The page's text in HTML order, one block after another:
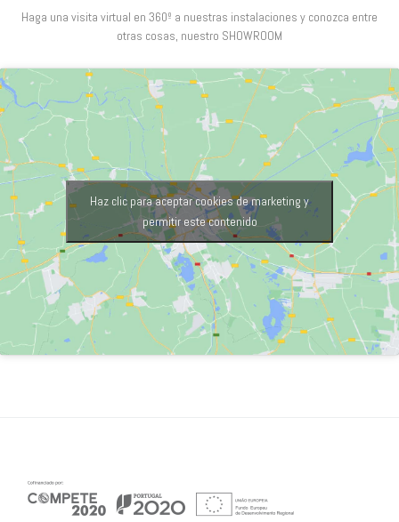
Haga una visita virtual en 360º a nuestras instalaciones y conozca entre
otras cosas, nuestro SHOWROOM
Haz clic para aceptar cookies de marketing y
permitir este contenido